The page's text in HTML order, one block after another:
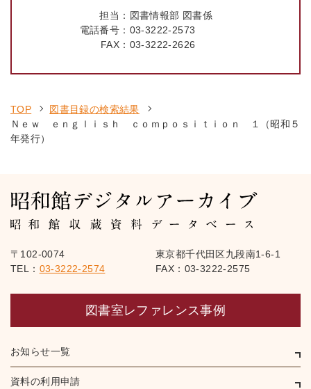
担当： 図書情報部 図書係
電話番号： 03-3222-2573
FAX： 03-3222-2626
TOP
図書目録の検索結果
Ｎｅｗ ｅｎｇｌｉｓｈ ｃｏｍｐｏｓｉｔｉｏｎ １（昭和５
年発行）
〒102-0074
東京都千代田区九段南1-6-1
TEL： 03-3222-2574 FAX：03-3222-2575
図書室レファレンス事例
お知らせ一覧
資料の利用申請